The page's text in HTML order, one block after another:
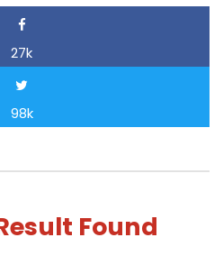
27k
98k
Found